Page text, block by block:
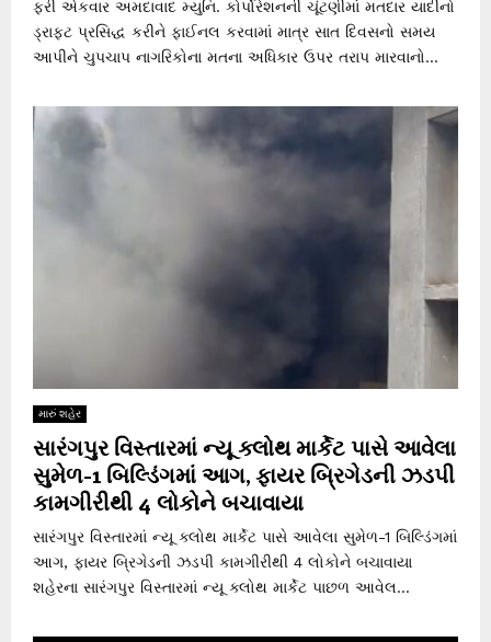
ફરી એકવાર અમદાવાદ મ્યુનિ. કોર્પોરેશનની ચૂંટણીમાં મતદાર યાદીનો
ડ્રાફ્ટ પ્રસિદ્ધ કરીને ફાઈનલ કરવામાં માત્ર સાત દિવસનો સમય
આપીને ચુપચાપ નાગરિકોના મતના અધિકાર ઉપર તરાપ મારવાનો...
મારું શહેર
સારંગપુર વિસ્તારમાં ન્યૂ ક્લોથ માર્કેટ પાસે આવેલા
સુમેળ-1 બિલ્ડિંગમાં આગ, ફાયર બ્રિગેડની ઝડપી
કામગીરીથી 4 લોકોને બચાવાયા
સારંગપુર વિસ્તારમાં ન્યૂ ક્લોથ માર્કેટ પાસે આવેલા સુમેળ-1 બિલ્ડિંગમાં
આગ, ફાયર બ્રિગેડની ઝડપી કામગીરીથી 4 લોકોને બચાવાયા
શહેરના સારંગપુર વિસ્તારમાં ન્યૂ ક્લોથ માર્કેટ પાછળ આવેલ...